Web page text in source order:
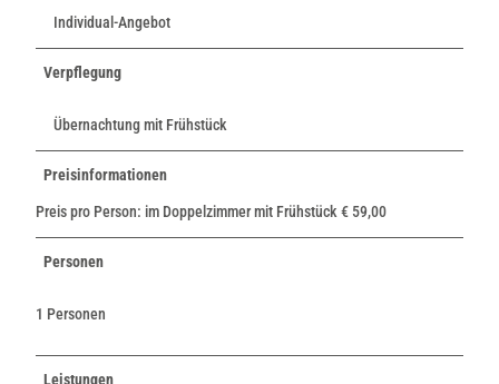
Individual-Angebot
Verpflegung
Übernachtung mit Frühstück
Preisinformationen
Preis pro Person: im Doppelzimmer mit Frühstück € 59,00
Personen
1 Personen
Leistungen